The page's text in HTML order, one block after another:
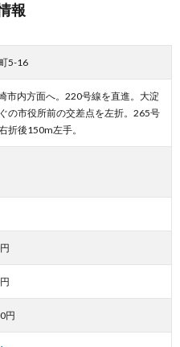
報
5-16
市内方面へ。220号線を直進。大淀
の市役所前の交差点を左折。265号
折後150m左手。
円